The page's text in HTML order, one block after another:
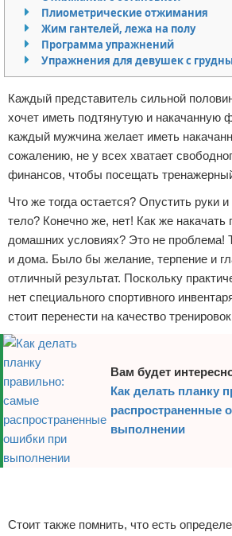
Боевые виды искусства
Как накачаться
Теннис
Легкая атлетика
Водный спорт
Похудание
Йога и пилатес
Хоккей
Волейбол
Детский спорт
Зимние виды спорта
Тренировки дома
Спортивное питание
Отказ от ответственности
Плиометрические отжимания
Жим гантелей, лежа на полу
Программа упражнений
Упражнения для девушек с
Каждый представитель сильной
хочет иметь подтянутую и накачанную
каждый мужчина желает иметь
сожалению, не у всех хватает
финансов, чтобы посещать
Что же тогда остается? Опустить руки и
тело? Конечно же, нет! Как же
домашних условиях? Это не проблема!
и дома. Было бы желание, терпение и
отличный результат. Поскольку
нет специального спортивного
стоит перенести на качество
Вам будет
Как делать планку
распространенные
выполнении
Стоит также помнить, что есть